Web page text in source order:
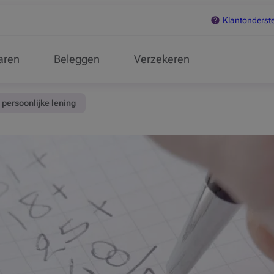
Beleggen Verzekeren
lening